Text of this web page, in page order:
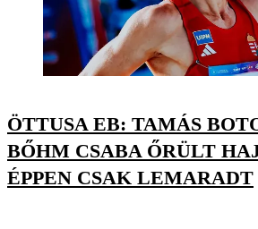
ÖTTUSA EB: TAMÁS
BŐHM CSABA ŐRÜLT
ÉPPEN CSAK LEMARADT